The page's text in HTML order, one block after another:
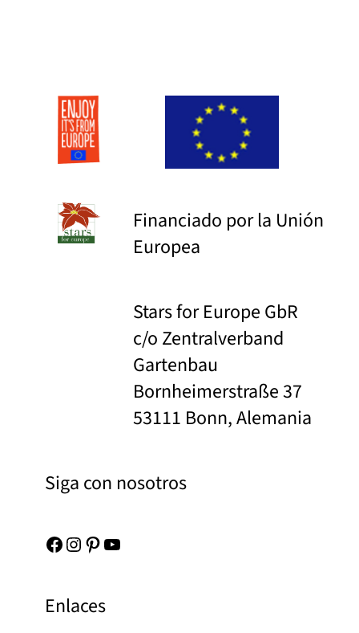
Financiado por la Unión
Europea
Stars for Europe GbR
c/o Zentralverband
Gartenbau
Bornheimerstraße 37
53111 Bonn, Alemania
Siga con nosotros
Facebook Instagram Pinterest YouTube
Enlaces